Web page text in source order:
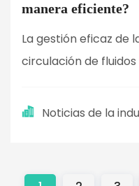
manera eficiente?
La gestión eficaz de
circulación de
Noticias de la